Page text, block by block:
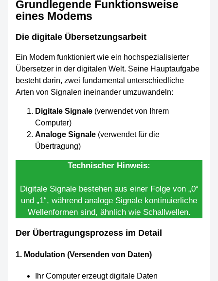
Grundlegende Funktionsweise
eines Modems
Die digitale Übersetzungsarbeit
Ein Modem funktioniert wie ein hochspezialisierter
Übersetzer in der digitalen Welt. Seine Hauptaufgabe
besteht darin, zwei fundamental unterschiedliche
Arten von Signalen ineinander umzuwandeln:
Digitale Signale(verwendet von Ihrem
Computer)
Analoge Signale(verwendet für die
Übertragung)
Technischer Hinweis:
Digitale Signale bestehen aus einer Folge von „0“
und „1“, während analoge Signale kontinuierliche
Wellenformen sind, ähnlich wie Schallwellen.
Der Übertragungsprozess im Detail
1. Modulation (Versenden von Daten)
Ihr Computer erzeugt digitale Daten